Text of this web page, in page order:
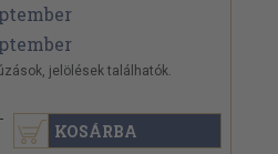
jelölések találhatók.
KOSÁRBA